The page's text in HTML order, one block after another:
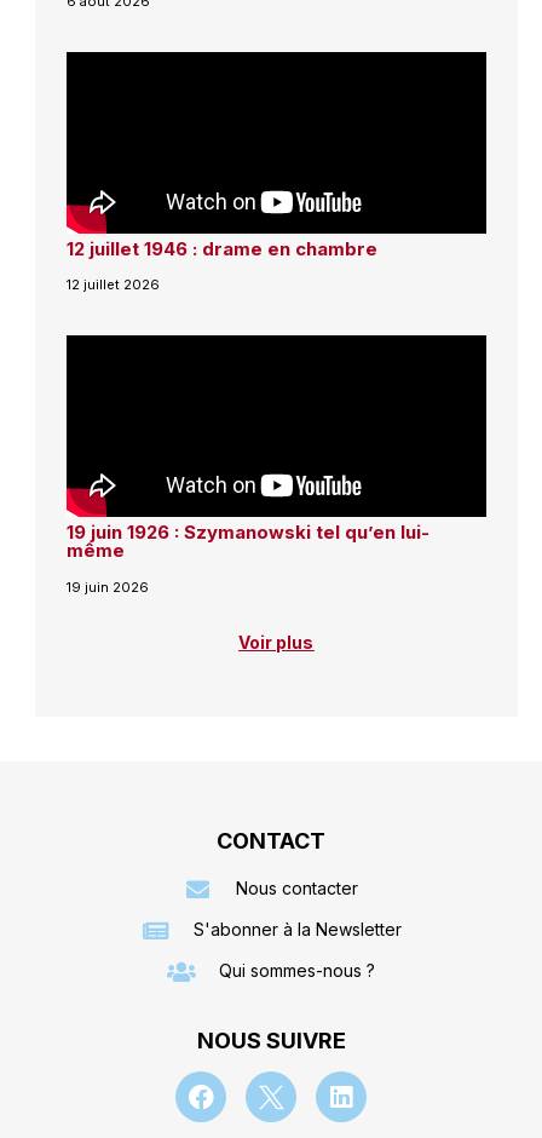
12 juillet 1946 : drame en chambre
12 juillet 2026
19 juin 1926 : Szymanowski tel qu’en lui-
même
19 juin 2026
Voir plus
CONTACT
Nous contacter
S'abonner à la Newsletter
Qui sommes-nous ?
NOUS SUIVRE